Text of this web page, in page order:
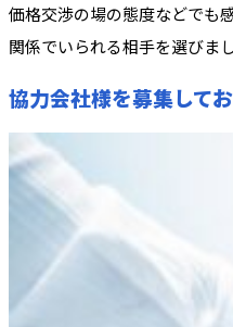
価格交渉の場の態度などでも
関係でいられる相手を選びまし
協力会社様を募集して